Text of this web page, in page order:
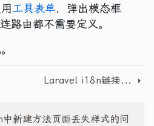
工具表单，弹出模态框
路由都不需要定义。
Laravel i18n链接路由前缀locale 如何让route不用每次都设置
新建方法页面丢失样式的问